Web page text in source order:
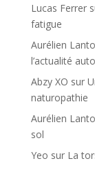
Lucas Ferrer
fatigue
Aurélien
l’actualité
Abzy XO sur
naturopathie
Aurélien
sol
Yeo sur La